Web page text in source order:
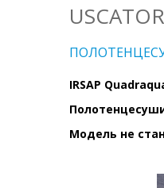
IRSAP
Модель не